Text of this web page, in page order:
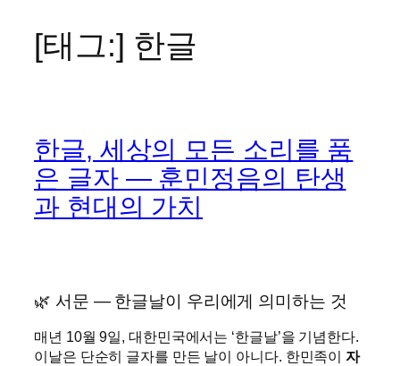
[태그:] 한글
한글, 세상의 모든 소리를 품
은 글자 — 훈민정음의 탄생
과 현대의 가치
🌿 서문 — 한글날이 우리에게 의미하는 것
매년 10월 9일, 대한민국에서는 ‘한글날’을 기념한다.
이날은 단순히 글자를 만든 날이 아니다. 한민족이자